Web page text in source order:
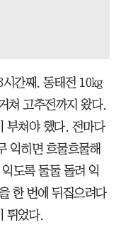
간째. 동태전 10㎏
쳐 고추전까지 왔다.
부쳐야 했다. 전마다
익히면 흐물흐물해
도록 둘둘 돌려 익
한 번에 뒤집으려다
튀었다.